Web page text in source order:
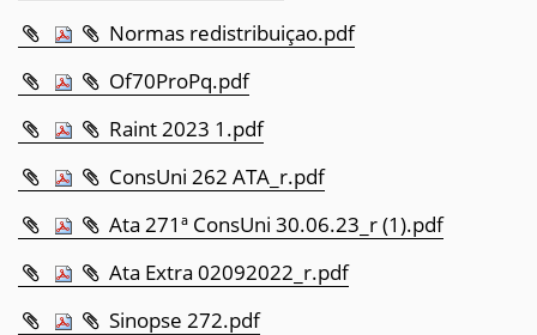
Normas redistribuiçao.pdf
Of70ProPq.pdf
Raint 2023 1.pdf
ConsUni 262 ATA_r.pdf
Ata 271ª ConsUni 30.06.23_r (1).pdf
Ata Extra 02092022_r.pdf
Sinopse 272.pdf